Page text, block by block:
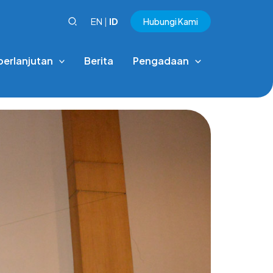
EN | ID Hubungi Kami
Berita Pengadaan